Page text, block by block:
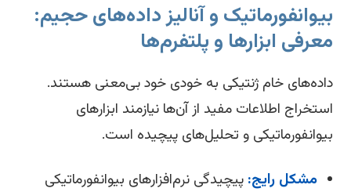
و آنالیز داده‌های حجیم:
ابزارها و پلتفرم‌ها
خام ژنتیکی به خودی خود بی‌معنی هستند.
اطلاعات مفید از آن‌ها نیازمند ابزارهای
و تحلیل‌های پیچیده است.
مشکل رایج:پیچیدگی نرم‌افزارهای بیوانفورماتیکی